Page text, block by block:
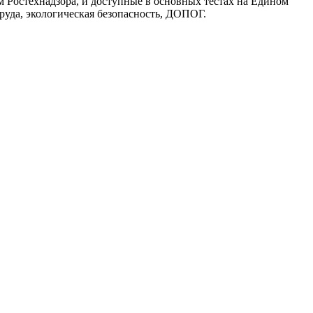
экологическая безопасность, ДОПОГ.